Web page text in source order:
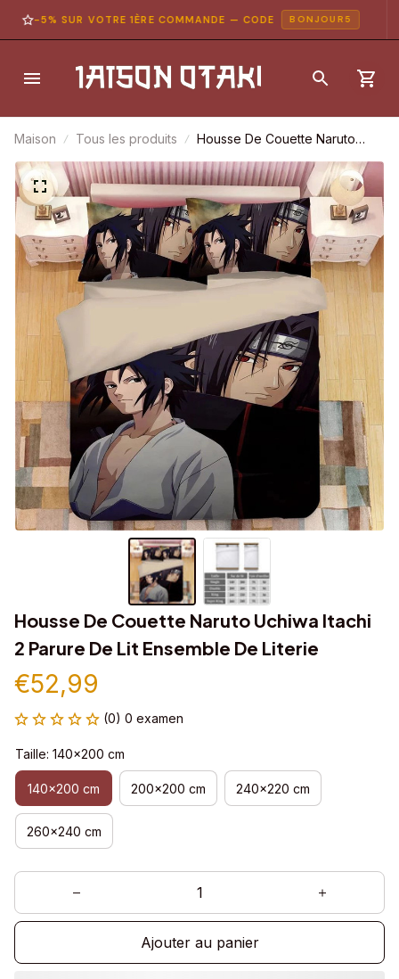
-5% SUR VOTRE 1ÈRE COMMANDE — CODE BONJOUR5
Maison Tous les produits
Housse De Couette Naruto
Uchiwa Itachi 2 Parure De Lit
Ensemble De Literie
Housse De Couette Naruto Uchiwa Itachi
2 Parure De Lit Ensemble De Literie
€52,99
(0) 0 examen
Taille: 140x200 cm
140x200 cm 200x200 cm 240x220 cm
260x240 cm
Ajouter au panier